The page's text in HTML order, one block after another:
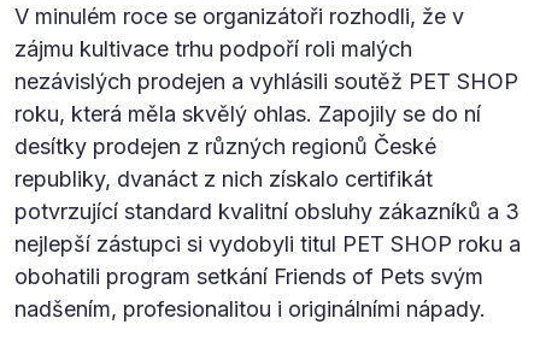
V minulém roce se organizátoři rozhodli, že v
zájmu kultivace trhu podpoří roli malých
nezávislých prodejen a vyhlásili soutěž PET SHOP
roku, která měla skvělý ohlas. Zapojily se do ní
desítky prodejen z různých regionů České
republiky, dvanáct z nich získalo certifikát
potvrzující standard kvalitní obsluhy zákazníků a 3
nejlepší zástupci si vydobyli titul PET SHOP roku a
obohatili program setkání Friends of Pets svým
nadšením, profesionalitou i originálními nápady.